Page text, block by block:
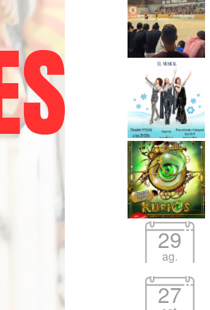
29
ag.
27